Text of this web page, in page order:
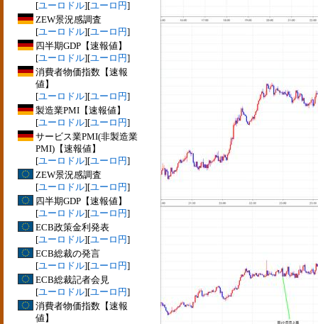
[ユーロドル][ユーロ円]
ZEW景況感調査
[ユーロドル][ユーロ円]
四半期GDP【速報値】
[ユーロドル][ユーロ円]
消費者物価指数【速報
値】
[ユーロドル][ユーロ円]
製造業PMI【速報値】
[ユーロドル][ユーロ円]
サービス業PMI(非製造業
PMI)【速報値】
[ユーロドル][ユーロ円]
ZEW景況感調査
[ユーロドル][ユーロ円]
四半期GDP【速報値】
[ユーロドル][ユーロ円]
ECB政策金利発表
[ユーロドル][ユーロ円]
ECB総裁の発言
[ユーロドル][ユーロ円]
ECB総裁記者会見
[ユーロドル][ユーロ円]
消費者物価指数【速報
値】